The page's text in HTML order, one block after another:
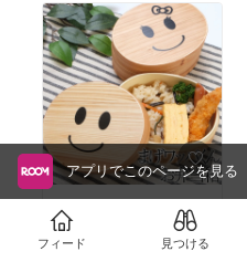
子供用お弁当用にカワイ
イまげわっぱのおべんと
うは、おかずもごはをも
アプリでこのページを見る
フィード 見つける